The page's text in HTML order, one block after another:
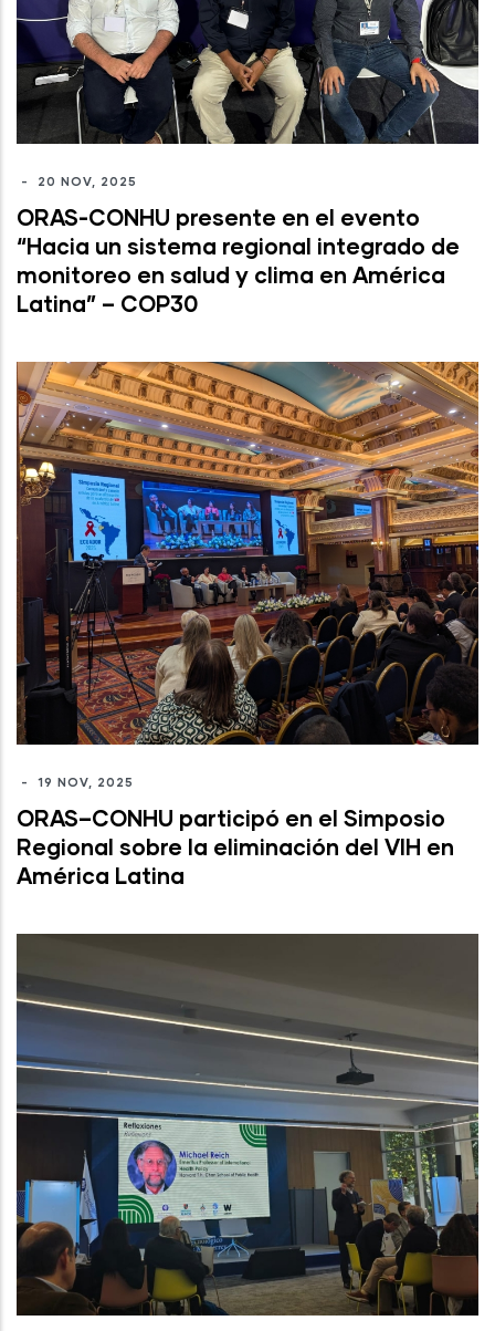
- 20 NOV, 2025
ORAS-CONHU presente en el evento
“Hacia un sistema regional integrado de
monitoreo en salud y clima en América
Latina” – COP30
- 19 NOV, 2025
ORAS–CONHU participó en el Simposio
Regional sobre la eliminación del VIH en
América Latina